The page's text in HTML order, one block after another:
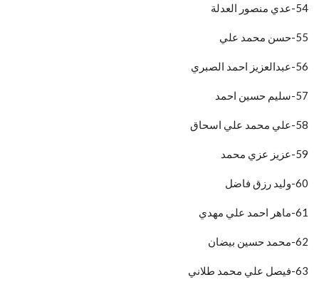
54-عدي منصور العدلة
55-حسن محمد علي
56-عبدالعزيز احمد الصبري
57-سليم حسين احمد
58-علي محمد علي اسحاق
59-عزيز عزي محمد
60-وليد رزق فاضل
61-ماهر احمد علي مهدي
62-محمد حسين بيضان
63-فيصل علي محمد طلاني